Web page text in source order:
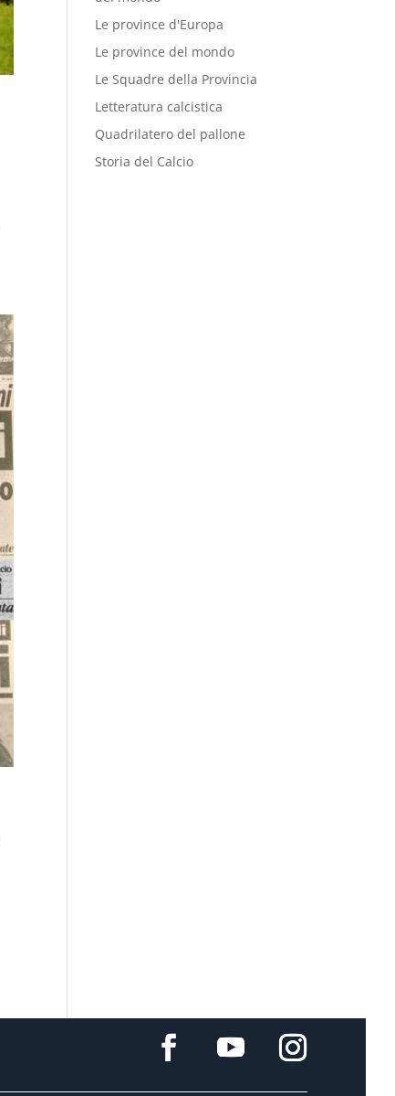
Le province d'Europa
Le province del mondo
Le Squadre della Provincia
Letteratura calcistica
Quadrilatero del pallone
Storia del Calcio